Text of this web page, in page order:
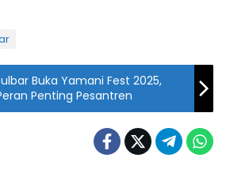
Buka Yamani Fest 2025,
Penting Pesantren